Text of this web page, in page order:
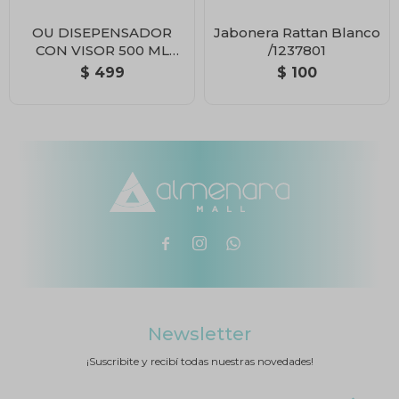
OU DISEPENSADOR
CON VISOR 500 ML
GRIS
$ 499
Jabonera Rattan Blanco
/1237801
$ 100
  
Newsletter
¡Suscribite y recibí todas nuestras novedades!